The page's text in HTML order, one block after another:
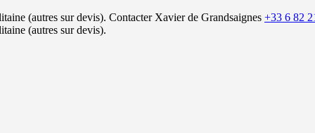
(autres sur devis). Contacter Xavier de Grandsaignes +33 6 82
(autres sur devis).